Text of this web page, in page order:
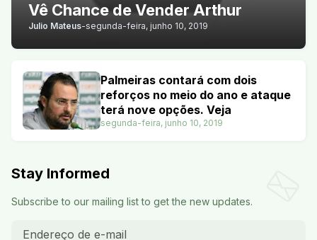
Vê Chance de Vender Arthur
Julio Mateus-segunda-feira, junho 10, 2019
Palmeiras contará com dois
reforços no meio do ano e ataque
terá nove opções. Veja
segunda-feira, junho 10, 2019
Stay Informed
Subscribe to our mailing list to get the new updates.